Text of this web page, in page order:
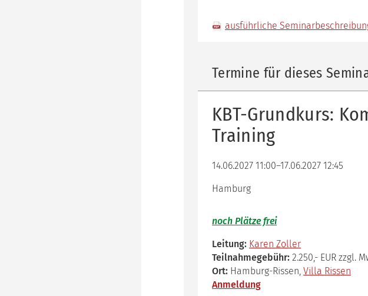
ausführliche
Termine für dieses
KBT-Grundkurs:
Training
14.06.2027 11:00–17.06.2027 12:45
Hamburg
noch Plätze frei
Leitung: Karen Zoller
Teilnahmegebühr: 2.250,- EUR zzgl.
Ort: Hamburg-Rissen, Villa Rissen
Anmeldung